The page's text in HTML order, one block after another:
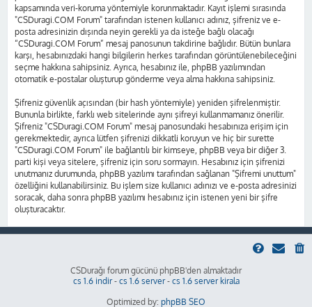
kapsamında veri-koruma yöntemiyle korunmaktadır. Kayıt işlemi sırasında
"CSDuragi.COM Forum" tarafından istenen kullanıcı adınız, şifreniz ve e-
posta adresinizin dışında neyin gerekli ya da isteğe bağlı olacağı
“CSDuragi.COM Forum” mesaj panosunun takdirine bağlıdır. Bütün bunlara
karşı, hesabınızdaki hangi bilgilerin herkes tarafından görüntülenebileceğini
seçme hakkına sahipsiniz. Ayrıca, hesabınız ile, phpBB yazılımından
otomatik e-postalar oluşturup gönderme veya alma hakkına sahipsiniz.
Şifreniz güvenlik açısından (bir hash yöntemiyle) yeniden şifrelenmiştir.
Bununla birlikte, farklı web sitelerinde aynı şifreyi kullanmamanız önerilir.
Şifreniz "CSDuragi.COM Forum" mesaj panosundaki hesabınıza erişim için
gerekmektedir, ayrıca lütfen şifrenizi dikkatli koruyun ve hiç bir surette
"CSDuragi.COM Forum" ile bağlantılı bir kimseye, phpBB veya bir diğer 3.
parti kişi veya sitelere, şifreniz için soru sormayın. Hesabınız için şifrenizi
unutmanız durumunda, phpBB yazılımı tarafından sağlanan "Şifremi unuttum"
özelliğini kullanabilirsiniz. Bu işlem size kullanıcı adınızı ve e-posta adresinizi
soracak, daha sonra phpBB yazılımı hesabınız için istenen yeni bir şifre
oluşturacaktır.
CSDurağı forum gücünü phpBB'den almaktadır
cs 1.6 indir- cs 1.6 server- cs 1.6 server kirala
Optimized by: phpBB SEO